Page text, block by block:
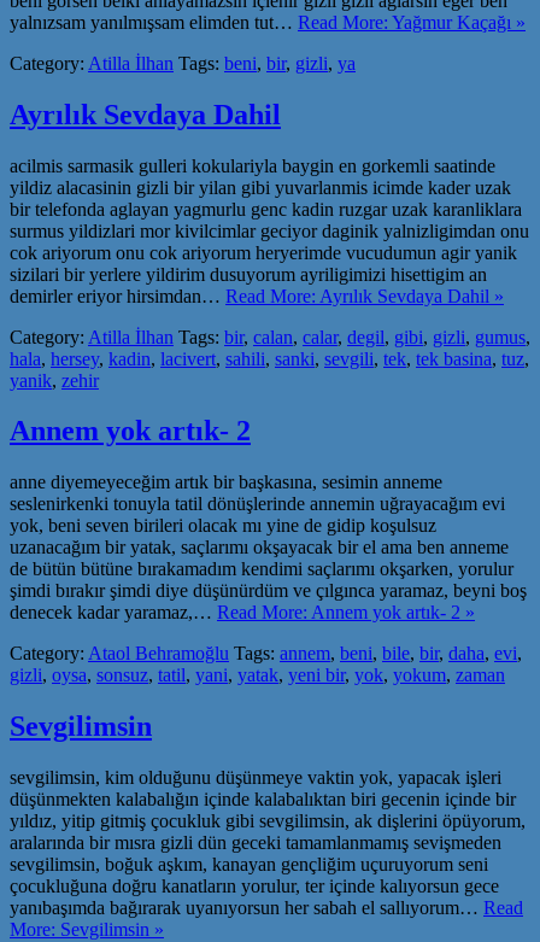
yalnızsam yanılmışsam elimden tut… Read More: Yağmur Kaçağı »
Category: Atilla İlhan Tags: beni, bir, gizli, ya
Ayrılık Sevdaya Dahil
acilmis sarmasik gulleri kokulariyla baygin en gorkemli saatinde
yildiz alacasinin gizli bir yilan gibi yuvarlanmis icimde kader uzak
bir telefonda aglayan yagmurlu genc kadin ruzgar uzak karanliklara
surmus yildizlari mor kivilcimlar geciyor daginik yalnizligimdan onu
cok ariyorum onu cok ariyorum heryerimde vucudumun agir yanik
sizilari bir yerlere yildirim dusuyorum ayriligimizi hisettigim an
demirler eriyor hirsimdan… Read More: Ayrılık Sevdaya Dahil »
Category: Atilla İlhan Tags: bir, calan, calar, degil, gibi, gizli, gumus,
hala, hersey, kadin, lacivert, sahili, sanki, sevgili, tek, tek basina, tuz,
yanik, zehir
Annem yok artık- 2
anne diyemeyeceğim artık bir başkasına, sesimin anneme
seslenirkenki tonuyla tatil dönüşlerinde annemin uğrayacağım evi
yok, beni seven birileri olacak mı yine de gidip koşulsuz
uzanacağım bir yatak, saçlarımı okşayacak bir el ama ben anneme
de bütün bütüne bırakamadım kendimi saçlarımı okşarken, yorulur
şimdi bırakır şimdi diye düşünürdüm ve çılgınca yaramaz, beyni boş
denecek kadar yaramaz,… Read More: Annem yok artık- 2 »
Category: Ataol Behramoğlu Tags: annem, beni, bile, bir, daha, evi,
gizli, oysa, sonsuz, tatil, yani, yatak, yeni bir, yok, yokum, zaman
Sevgilimsin
sevgilimsin, kim olduğunu düşünmeye vaktin yok, yapacak işleri
düşünmekten kalabalığın içinde kalabalıktan biri gecenin içinde bir
yıldız, yitip gitmiş çocukluk gibi sevgilimsin, ak dişlerini öpüyorum,
aralarında bir mısra gizli dün geceki tamamlanmamış sevişmeden
sevgilimsin, boğuk aşkım, kanayan gençliğim uçuruyorum seni
çocukluğuna doğru kanatların yorulur, ter içinde kalıyorsun gece
yanıbaşımda bağırarak uyanıyorsun her sabah el sallıyorum… Read
More: Sevgilimsin »